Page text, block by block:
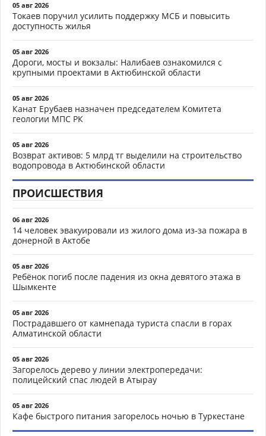
05 авг 2026
Токаев поручил усилить поддержку МСБ и повысить
доступность жилья
05 авг 2026
Дороги, мосты и вокзалы: Налибаев ознакомился с
крупными проектами в Актюбинской области
05 авг 2026
Канат Ерубаев назначен председателем Комитета
геологии МПС РК
05 авг 2026
Возврат активов: 5 млрд тг выделили на строительство
водопровода в Актюбинской области
ПРОИСШЕСТВИЯ
06 авг 2026
14 человек эвакуировали из жилого дома из-за пожара в
донерной в Актобе
05 авг 2026
Ребёнок погиб после падения из окна девятого этажа в
Шымкенте
05 авг 2026
Пострадавшего от камнепада туриста спасли в горах
Алматинской области
05 авг 2026
Загорелось дерево у линии электропередачи:
полицейский спас людей в Атырау
05 авг 2026
Кафе быстрого питания загорелось ночью в Туркестане